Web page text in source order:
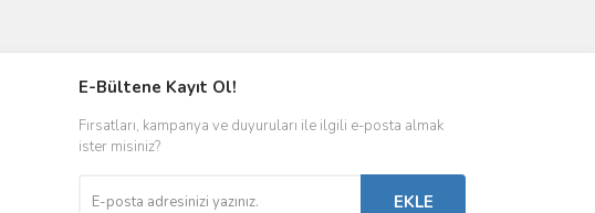
E-Bültene Kayıt Ol!
Fırsatları, kampanya ve duyuruları ile ilgili e-posta almak
ister misiniz?
EKLE